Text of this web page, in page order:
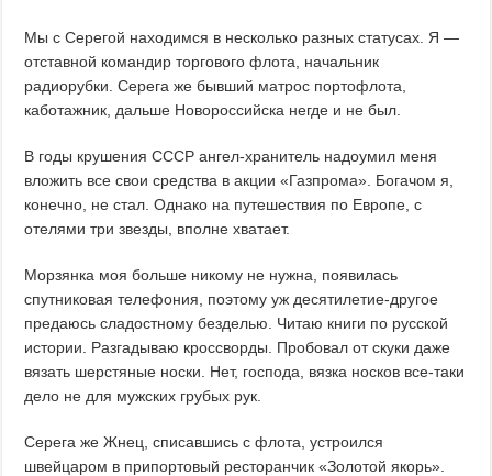
Мы с Серегой находимся в несколько разных статусах. Я —
отставной командир торгового флота, начальник
радиорубки. Серега же бывший матрос портофлота,
каботажник, дальше Новороссийска негде и не был.
В годы крушения СССР ангел-хранитель надоумил меня
вложить все свои средства в акции «Газпрома». Богачом я,
конечно, не стал. Однако на путешествия по Европе, с
отелями три звезды, вполне хватает.
Морзянка моя больше никому не нужна, появилась
спутниковая телефония, поэтому уж десятилетие-другое
предаюсь сладостному безделью. Читаю книги по русской
истории. Разгадываю кроссворды. Пробовал от скуки даже
вязать шерстяные носки. Нет, господа, вязка носков все-таки
дело не для мужских грубых рук.
Серега же Жнец, списавшись с флота, устроился
швейцаром в припортовый ресторанчик «Золотой якорь».